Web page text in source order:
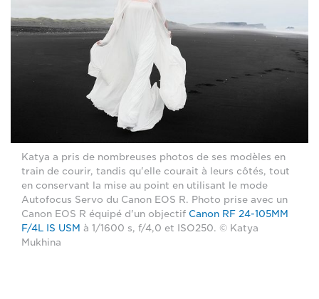
Katya a pris de nombreuses photos de ses modèles en
train de courir, tandis qu'elle courait à leurs côtés, tout
en conservant la mise au point en utilisant le mode
Autofocus Servo du Canon EOS R. Photo prise avec un
Canon EOS R équipé d'un objectif Canon RF 24-105MM
F/4L IS USM à 1/1600 s, f/4,0 et ISO250. © Katya
Mukhina